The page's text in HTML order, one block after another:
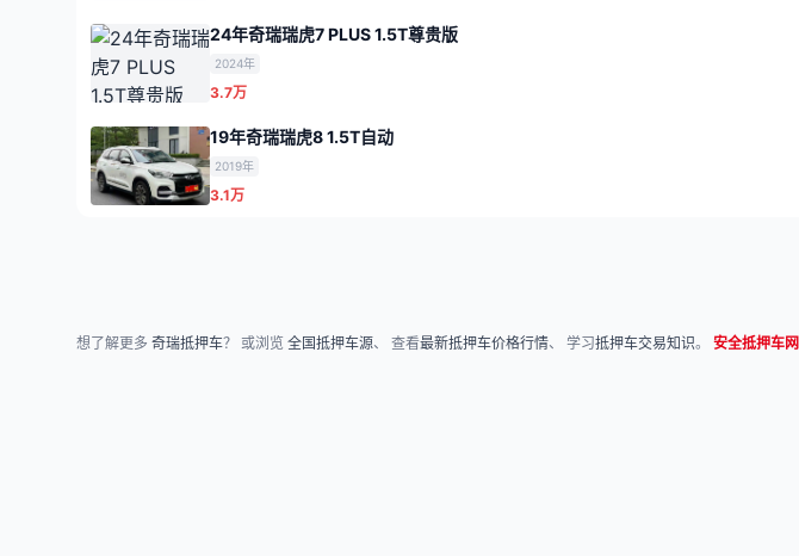
24年奇瑞瑞虎7 PLUS 1.5T尊贵版
2024年
3.7万
19年奇瑞瑞虎8 1.5T自动
2019年
3.1万
想了解更多 奇瑞抵押车？ 或浏览 全国抵押车源、 查看最新抵押车价格行情、 学习抵押车交易知识。 安全抵押车网